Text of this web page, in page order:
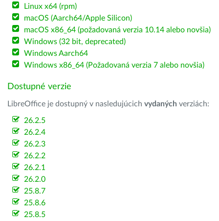
Linux x64 (rpm)
macOS (Aarch64/Apple Silicon)
macOS x86_64 (požadovaná verzia 10.14 alebo novšia)
Windows (32 bit, deprecated)
Windows Aarch64
Windows x86_64 (Požadovaná verzia 7 alebo novšia)
Dostupné verzie
LibreOffice je dostupný v nasledujúcich vydaných verziách:
26.2.5
26.2.4
26.2.3
26.2.2
26.2.1
26.2.0
25.8.7
25.8.6
25.8.5